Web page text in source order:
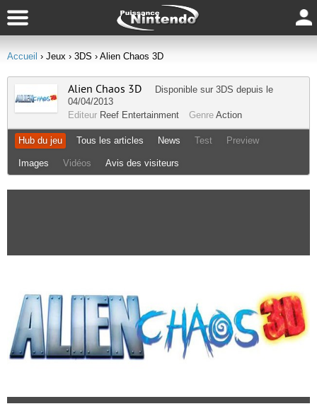
Accueil › Jeux › 3DS › Alien Chaos 3D
Alien Chaos 3D Disponible sur 3DS depuis le
04/04/2013
Editeur Reef Entertainment Genre Action
Hub du jeu Tous les articles News Test Preview
Images Vidéos Avis des visiteurs